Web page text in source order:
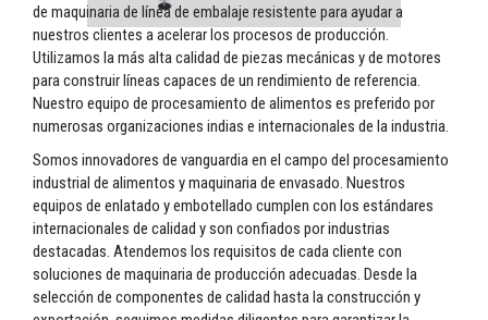
de maquinaria de línea de embalaje resistente para ayudar a
nuestros clientes a acelerar los procesos de producción.
Utilizamos la más alta calidad de piezas mecánicas y de motores
para construir líneas capaces de un rendimiento de referencia.
Nuestro equipo de procesamiento de alimentos es preferido por
numerosas organizaciones indias e internacionales de la industria.
Somos innovadores de vanguardia en el campo del procesamiento
industrial de alimentos y maquinaria de envasado. Nuestros
equipos de enlatado y embotellado cumplen con los estándares
internacionales de calidad y son confiados por industrias
destacadas. Atendemos los requisitos de cada cliente con
soluciones de maquinaria de producción adecuadas. Desde la
selección de componentes de calidad hasta la construcción y